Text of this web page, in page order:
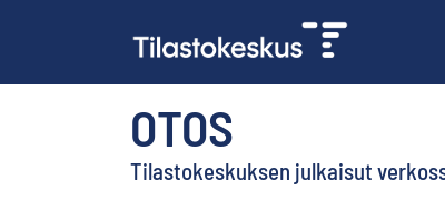
OTOS
Tilastokeskuksen julkaisut